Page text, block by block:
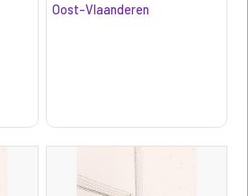
Oost-Vlaanderen